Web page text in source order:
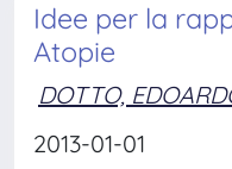
Idee per la
Atopie
DOTTO,
2013-01-01